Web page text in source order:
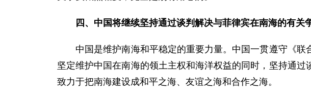
四、中国将继续坚持通过谈判解决与菲律宾在南海的有关
中国是维护南海和平稳定的重要力量。中国一贯遵守《联
坚定维护中国在南海的领土主权和海洋权益的同时，坚持通
致力于把南海建设成和平之海、友谊之海和合作之海。